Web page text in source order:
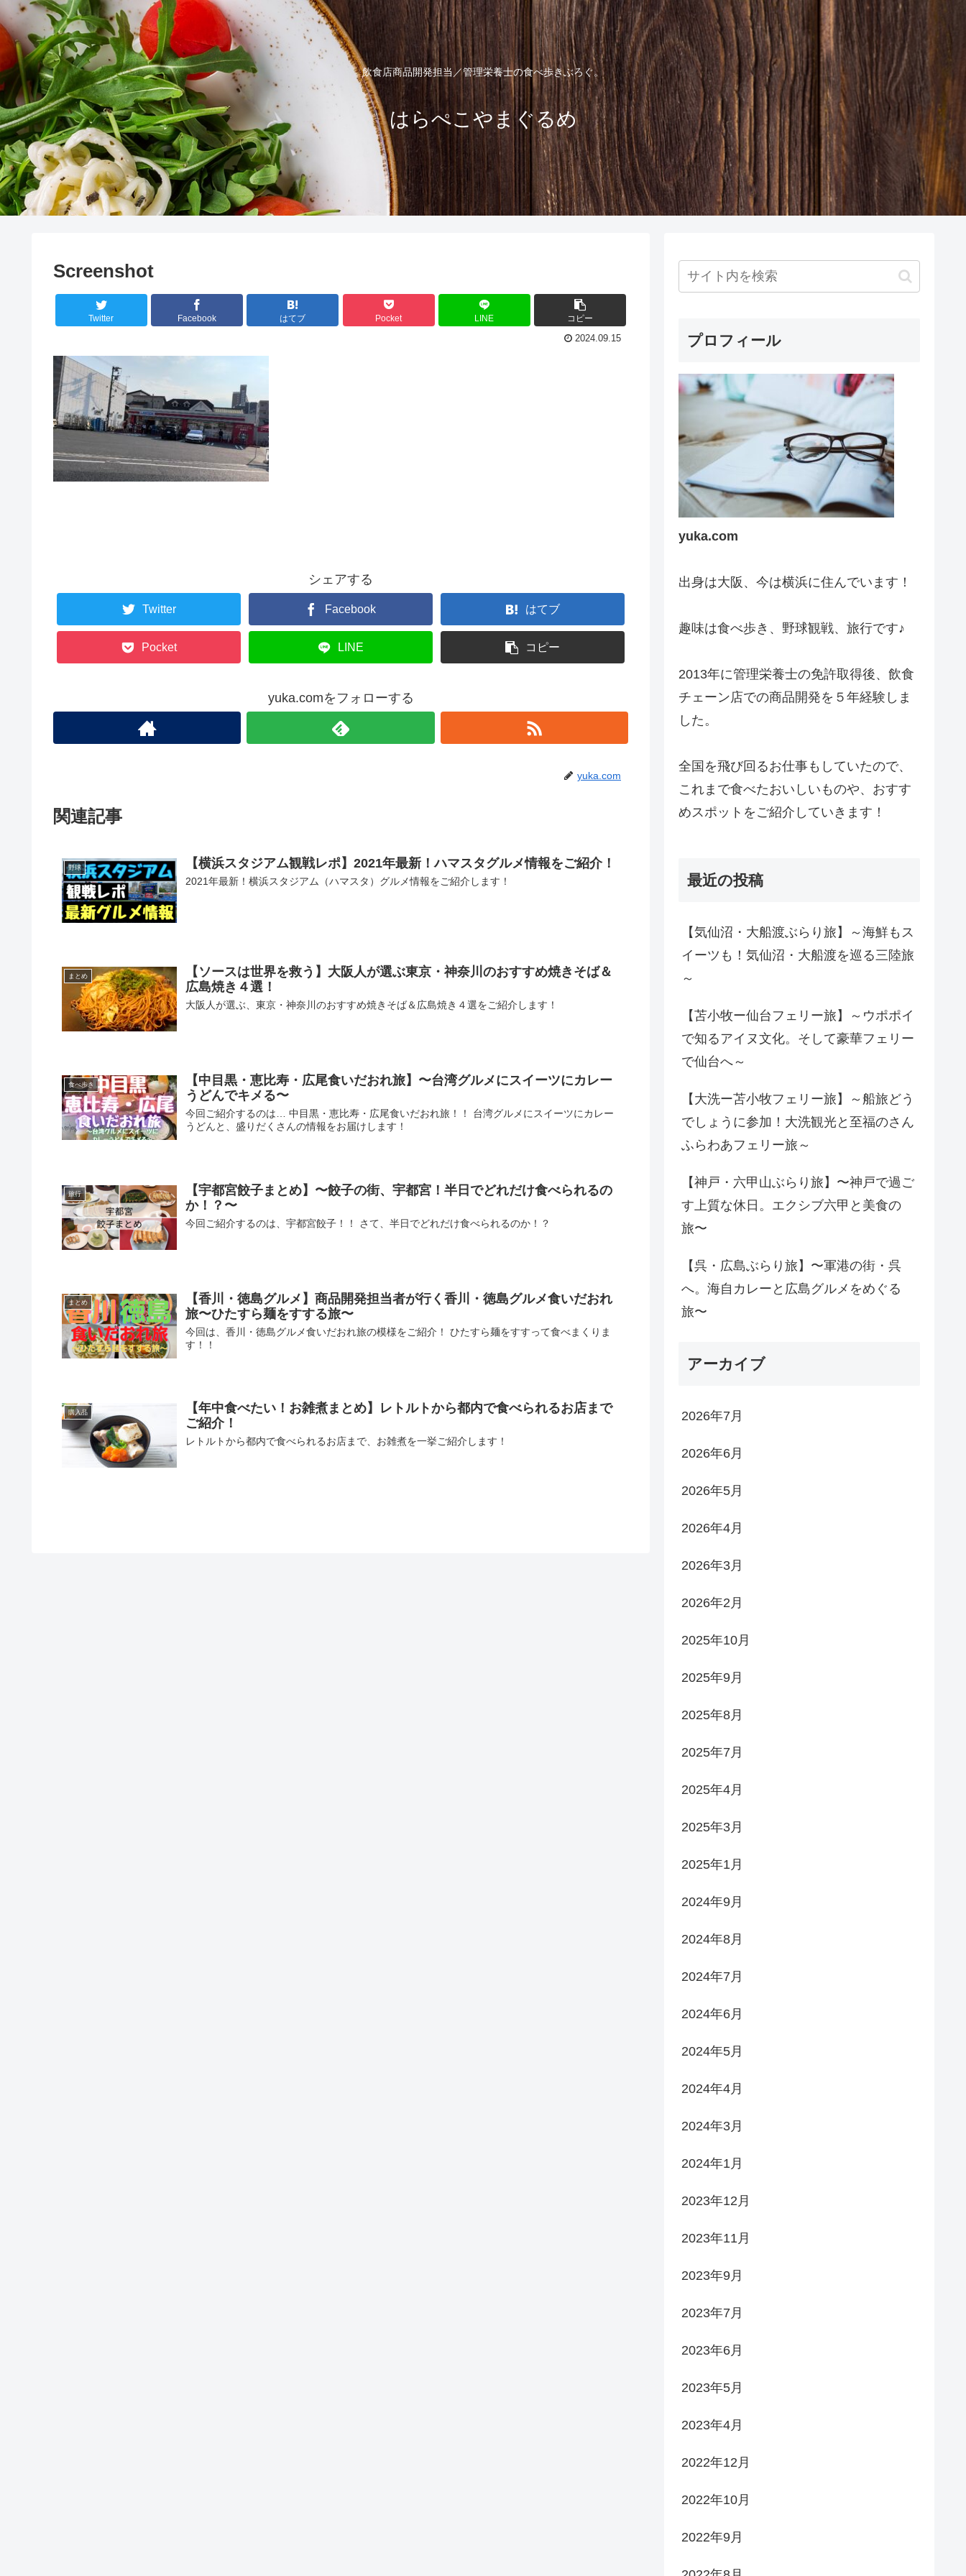
飲食店商品開発担当／管理栄養士の食べ歩きぶろぐ。
はらぺこやまぐるめ
Screenshot
Twitter Facebook はてブ Pocket LINE コピー
2024.09.15
シェアする
Twitter Facebook はてブ
Pocket LINE コピー
yuka.comをフォローする
yuka.com
関連記事
野球 【横浜スタジアム観戦レポ】2021年最新！ハマスタグルメ情報をご紹介！
2021年最新！横浜スタジアム（ハマスタ）グルメ情報をご紹介します！
まとめ
【ソースは世界を救う】大阪人が選ぶ東京・神奈川のおすすめ焼きそば＆
広島焼き４選！
大阪人が選ぶ、東京・神奈川のおすすめ焼きそば＆広島焼き４選をご紹介します！
食べ歩き
【中目黒・恵比寿・広尾食いだおれ旅】〜台湾グルメにスイーツにカレー
うどんでキメる〜
今回ご紹介するのは… 中目黒・恵比寿・広尾食いだおれ旅！！ 台湾グルメにスイーツにカレー
うどんと、盛りだくさんの情報をお届けします！
旅行
【宇都宮餃子まとめ】〜餃子の街、宇都宮！半日でどれだけ食べられるの
か！？〜
今回ご紹介するのは、宇都宮餃子！！ さて、半日でどれだけ食べられるのか！？
まとめ
【香川・徳島グルメ】商品開発担当者が行く香川・徳島グルメ食いだおれ
旅〜ひたすら麺をすする旅〜
今回は、香川・徳島グルメ食いだおれ旅の模様をご紹介！ ひたすら麺をすすって食べまくりま
す！！
購入品
【年中食べたい！お雑煮まとめ】レトルトから都内で食べられるお店まで
ご紹介！
レトルトから都内で食べられるお店まで、お雑煮を一挙ご紹介します！
プロフィール
yuka.com
出身は大阪、今は横浜に住んでいます！
趣味は食べ歩き、野球観戦、旅行です♪
2013年に管理栄養士の免許取得後、飲食
チェーン店での商品開発を５年経験しま
した。
全国を飛び回るお仕事もしていたので、
これまで食べたおいしいものや、おすす
めスポットをご紹介していきます！
最近の投稿
【気仙沼・大船渡ぶらり旅】～海鮮もス
イーツも！気仙沼・大船渡を巡る三陸旅
～
【苫小牧ー仙台フェリー旅】～ウポポイ
で知るアイヌ文化。そして豪華フェリー
で仙台へ～
【大洗ー苫小牧フェリー旅】～船旅どう
でしょうに参加！大洗観光と至福のさん
ふらわあフェリー旅～
【神戸・六甲山ぶらり旅】〜神戸で過ご
す上質な休日。エクシブ六甲と美食の
旅〜
【呉・広島ぶらり旅】〜軍港の街・呉
へ。海自カレーと広島グルメをめぐる
旅〜
アーカイブ
2026年7月
2026年6月
2026年5月
2026年4月
2026年3月
2026年2月
2025年10月
2025年9月
2025年8月
2025年7月
2025年4月
2025年3月
2025年1月
2024年9月
2024年8月
2024年7月
2024年6月
2024年5月
2024年4月
2024年3月
2024年1月
2023年12月
2023年11月
2023年9月
2023年7月
2023年6月
2023年5月
2023年4月
2022年12月
2022年10月
2022年9月